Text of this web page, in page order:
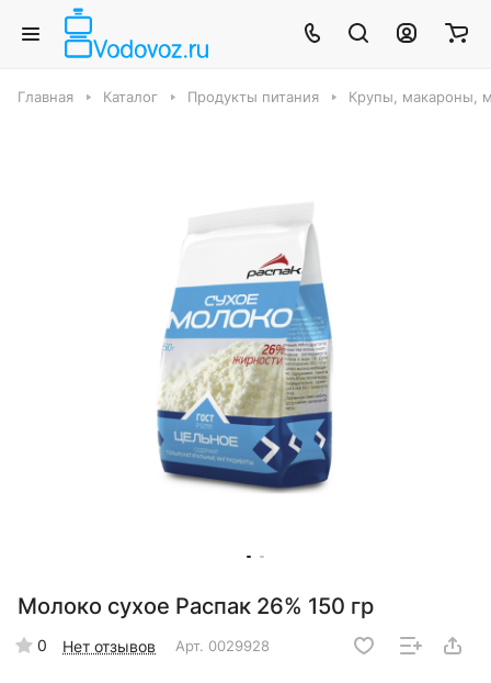
Главная Каталог Продукты питания Крупы, макароны,
Молоко сухое Распак 26% 150 гр
0 Нет отзывов Арт. 0029928